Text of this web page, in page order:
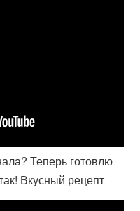
Теперь готовлю
Вкусный рецепт